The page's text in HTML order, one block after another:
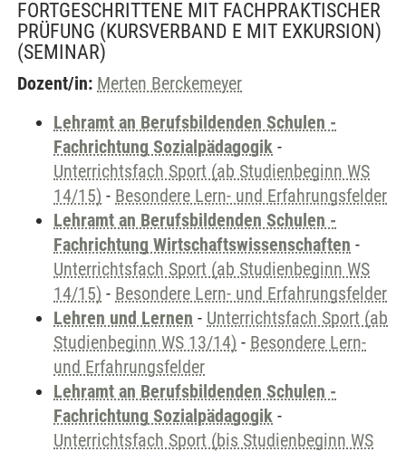
FORTGESCHRITTENE MIT FACHPRAKTISCHER
PRÜFUNG (KURSVERBAND E MIT EXKURSION)
(SEMINAR)
Dozent/in: Merten Berckemeyer
Lehramt an Berufsbildenden Schulen -
Fachrichtung Sozialpädagogik -
Unterrichtsfach Sport (ab Studienbeginn WS
14/15) - Besondere Lern- und Erfahrungsfelder
Lehramt an Berufsbildenden Schulen -
Fachrichtung Wirtschaftswissenschaften -
Unterrichtsfach Sport (ab Studienbeginn WS
14/15) - Besondere Lern- und Erfahrungsfelder
Lehren und Lernen - Unterrichtsfach Sport (ab
Studienbeginn WS 13/14) - Besondere Lern-
und Erfahrungsfelder
Lehramt an Berufsbildenden Schulen -
Fachrichtung Sozialpädagogik -
Unterrichtsfach Sport (bis Studienbeginn WS